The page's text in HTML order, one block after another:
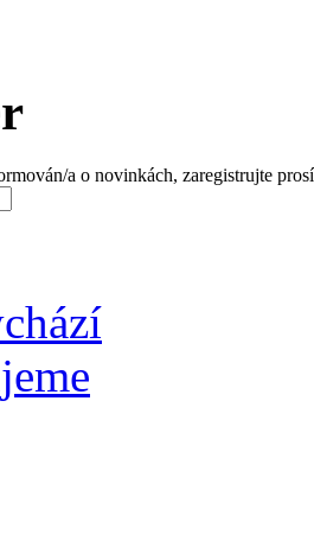
a o novinkách, zaregistrujte